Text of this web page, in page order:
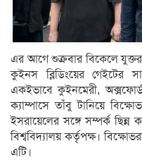
এর আগে শুক্রবার বিকেলে
কুইনস ব্লিডিংয়ের গেইটের
একইভাবে কুইনমেরী, অক্সফোর্ড
ক্যাম্পাসে তাঁবু টানিয়ে
ইসরায়েলের সঙ্গে সম্পর্ক
বিশ্ববিদ্যালয় কর্তৃপক্ষ।
এটি।